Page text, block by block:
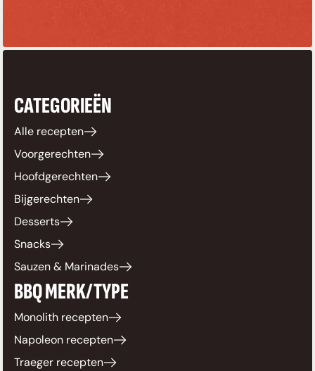
CATEGORIEËN
Alle recepten
Voorgerechten
Hoofdgerechten
Bijgerechten
Desserts
Snacks
Sauzen & Marinades
BBQ MERK/TYPE
Monolith recepten
Napoleon recepten
Traeger recepten